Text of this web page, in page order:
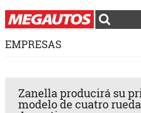
EMPRESAS
Zanella producirá su
modelo de cuatro